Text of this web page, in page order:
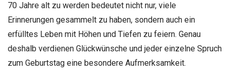
70 Jahre alt zu werden bedeutet nicht nur, viele
Erinnerungen gesammelt zu haben, sondern auch ein
erfülltes Leben mit Höhen und Tiefen zu feiern. Genau
deshalb verdienen Glückwünsche und jeder einzelne Spruch
zum Geburtstag eine besondere Aufmerksamkeit.